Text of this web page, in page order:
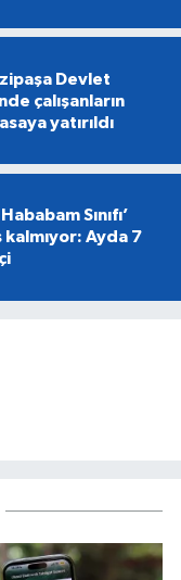
Devlet
çalışanların
yatırıldı
Sınıfı’
kalmıyor: Ayda 7